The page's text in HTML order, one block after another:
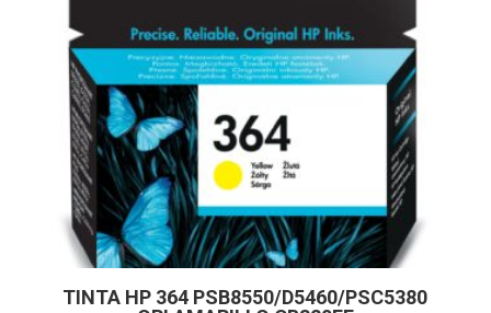
TINTA HP 364 PSB8550/D5460/PSC5380